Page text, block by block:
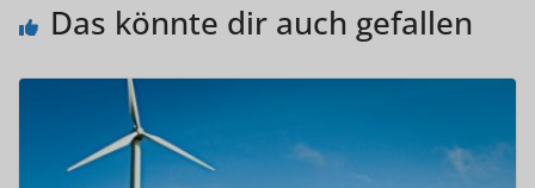
Das könnte dir auch gefallen